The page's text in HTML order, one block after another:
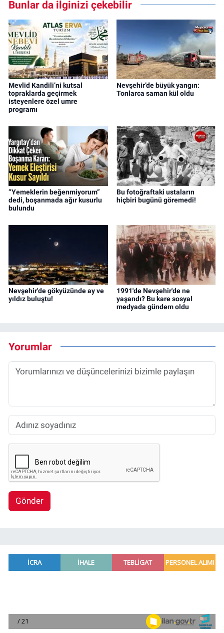
Bunlar da ilginizi çekebilir
Mevlid Kandili’ni kutsal
topraklarda geçirmek
isteyenlere özel umre
programı
Nevşehir’de büyük yangın:
Tonlarca saman kül oldu
“Yemeklerin beğenmiyorum”
dedi, boşanmada ağır kusurlu
bulundu
Bu fotoğraftaki ustaların
hiçbiri bugünü göremedi!
Nevşehir'de gökyüzünde ay ve
yıldız buluştu!
1991'de Nevşehir'de ne
yaşandı? Bu kare sosyal
medyada gündem oldu
Yorumlar
Gönder